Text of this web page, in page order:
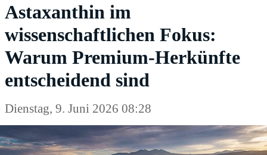
Astaxanthin im
wissenschaftlichen Fokus:
Warum Premium-Herkünfte
entscheidend sind
Dienstag, 9. Juni 2026 08:28